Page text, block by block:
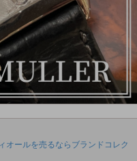
オールを売るならブランドコレク